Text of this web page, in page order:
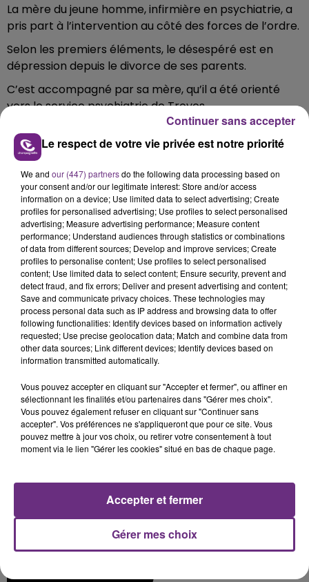
La mère du jeune homme, infirmière en psychiatrie, a
pris part à l’intervention au côté des forces de l’ordre.
Selon les premiers éléments, le désespéré est en
dépression depuis le divorce de ses parents.
C’est accompagné par sa mère, qu’il a été orienté
vers le service psychiatrie de Troyes.
FIL D'ACTU
7 août 2026
LA CENTRALE NUCLÉAIRE DE CHOOZ
TOUJOURS À L'ARRÊT
Cela fait déjà une semaine que la centrale
justifiée par la sécheresse intense qui est toujours
présente.
7 août 2026
LE MAGASIN JOUÉCLUB DE REIMS FERME
C'était l'une des institutions du centre-ville
Le respect de votre vie privée est notre priorité
We and our (447) partnersdo the following data processing based on
your consent and/or our legitimate interest: Store and/or access
information on a device; Use limited data to select advertising; Create
profiles for personalised advertising; Use profiles to select personalised
advertising; Measure advertising performance; Measure content
performance; Understand audiences through statistics or combinations
of data from different sources; Develop and improve services; Create
profiles to personalise content; Use profiles to select personalised
content; Use limited data to select content; Ensure security, prevent and
detect fraud, and fix errors; Deliver and present advertising and content;
Save and communicate privacy choices. These technologies may
process personal data such as IP address and browsing data to offer
following functionalities: Identify devices based on information actively
requested; Use precise geolocation data; Match and combine data from
other data sources; Link different devices; Identify devices based on
information transmitted automatically.
Vous pouvez accepter en cliquant sur "Accepter et fermer", ou affiner en
sélectionnant les finalités et/ou partenaires dans "Gérer mes choix".
Vous pouvez également refuser en cliquant sur "Continuer sans
accepter". Vos préférences ne s'appliqueront que pour ce site. Vous
pouvez mettre à jour vos choix, ou retirer votre consentement à tout
moment via le lien "Gérer les cookies" situé en bas de chaque page.
Gérer mes choix
Accepter et fermer
Continuer sans accepter